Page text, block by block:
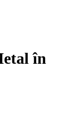
în